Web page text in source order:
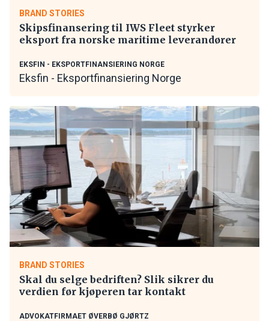
BRAND STORIES
Skipsfinansering til IWS Fleet styrker
eksport fra norske maritime leverandører
EKSFIN - EKSPORTFINANSIERING NORGE
Eksfin - Eksportfinansiering Norge
BRAND STORIES
Skal du selge bedriften? Slik sikrer du
verdien før kjøperen tar kontakt
ADVOKATFIRMAET ØVERBØ GJØRTZ